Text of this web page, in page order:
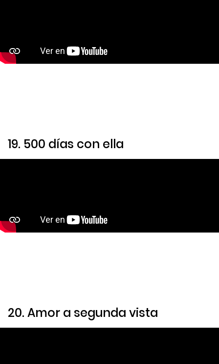
19. 500 días con ella
20. Amor a segunda vista